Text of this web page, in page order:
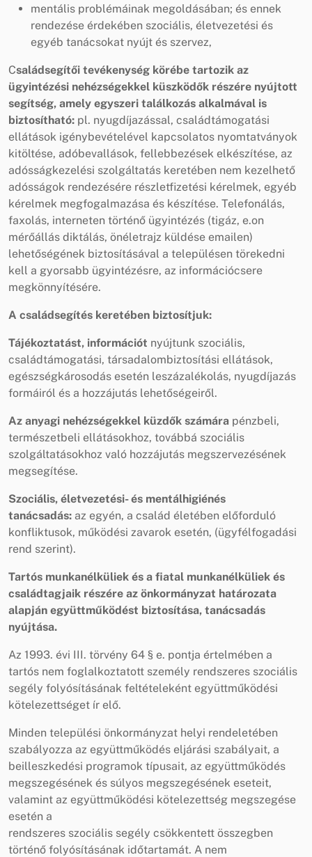
mentális problémáinak megoldásában; és ennek
rendezése érdekében szociális, életvezetési és
egyéb tanácsokat nyújt és szervez,
Családsegítői tevékenység körébe tartozik az
ügyintézési nehézségekkel küszködők részére nyújtott
segítség, amely egyszeri találkozás alkalmával is
biztosítható: pl. nyugdíjazással, családtámogatási
ellátások igénybevételével kapcsolatos nyomtatványok
kitöltése, adóbevallások, fellebbezések elkészítése, az
adósságkezelési szolgáltatás keretében nem kezelhető
adósságok rendezésére részletfizetési kérelmek, egyéb
kérelmek megfogalmazása és készítése. Telefonálás,
faxolás, interneten történő ügyintézés (tigáz, e.on
mérőállás diktálás, önéletrajz küldése emailen)
lehetőségének biztosításával a településen törekedni
kell a gyorsabb ügyintézésre, az információcsere
megkönnyítésére.
A családsegítés keretében biztosítjuk:
Tájékoztatást, információt nyújtunk szociális,
családtámogatási, társadalombiztosítási ellátások,
egészségkárosodás esetén leszázalékolás, nyugdíjazás
formáiról és a hozzájutás lehetőségeiről.
Az anyagi nehézségekkel küzdők számára pénzbeli,
természetbeli ellátásokhoz, továbbá szociális
szolgáltatásokhoz való hozzájutás megszervezésének
megsegítése.
Szociális, életvezetési- és mentálhigiénés
tanácsadás: az egyén, a család életében előforduló
konfliktusok, működési zavarok esetén, (ügyfélfogadási
rend szerint).
Tartós munkanélküliek és a fiatal munkanélküliek és
családtagjaik részére az önkormányzat határozata
alapján együttműködést biztosítása, tanácsadás
nyújtása.
Az 1993. évi III. törvény 64 § e. pontja értelmében a
tartós nem foglalkoztatott személy rendszeres szociális
segély folyósításának feltételeként együttműködési
kötelezettséget ír elő.
Minden települési önkormányzat helyi rendeletében
szabályozza az együttműködés eljárási szabályait, a
beilleszkedési programok típusait, az együttműködés
megszegésének és súlyos megszegésének eseteit,
valamint az együttműködési kötelezettség megszegése
esetén a
rendszeres szociális segély csökkentett összegben
történő folyósításának időtartamát. A nem